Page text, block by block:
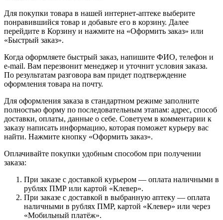
Для покупки товара в нашей интернет-аптеке выберите
понравившийся товар и добавьте его в корзину. Далее
перейдите в Корзину и нажмите на «Оформить заказ» или
«Быстрый заказ».
Когда оформляете быстрый заказ, напишите ФИО, телефон и
e-mail. Вам перезвонит менеджер и уточнит условия заказа.
По результатам разговора вам придет подтверждение
оформления товара на почту.
Для оформления заказа в стандартном режиме заполните
полностью форму по последовательным этапам: адрес, способ
доставки, оплаты, данные о себе. Советуем в комментарии к
заказу написать информацию, которая поможет курьеру вас
найти. Нажмите кнопку «Оформить заказ».
Оплачивайте покупки удобным способом при получении
заказа:
При заказе с доставкой курьером — оплата наличными в
рублях ПМР или картой «Клевер».
При заказе с доставкой в выбранную аптеку — оплата
наличными в рублях ПМР, картой «Клевер» или через
«Мобильный платёж».